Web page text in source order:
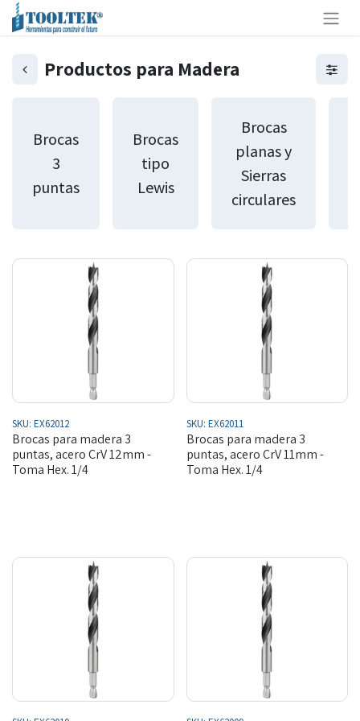
Productos para Madera
Brocas
3
puntas
Brocas
tipo
Lewis
Brocas
planas y
Sierras
circulares
SKU: EX62012
Brocas para madera 3
puntas, acero CrV 12mm -
Toma Hex. 1/4
SKU: EX62011
Brocas para madera 3
puntas, acero CrV 11mm -
Toma Hex. 1/4